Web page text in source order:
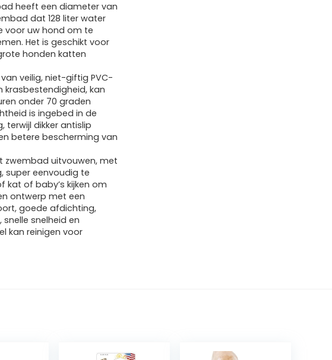
heeft een diameter van
dat 128 liter water
voor uw hond om te
Het is geschikt voor
honden katten
veilig, niet-giftig PVC-
kan
onder 70 graden
is ingebed in de
terwijl dikker antislip
betere bescherming van
zwembad uitvouwen, met
super eenvoudig te
kat of baby’s kijken om
ontwerp met een
goede afdichting,
snelheid en
kan reinigen voor